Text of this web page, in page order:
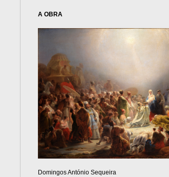
A OBRA
Domingos António Sequeira